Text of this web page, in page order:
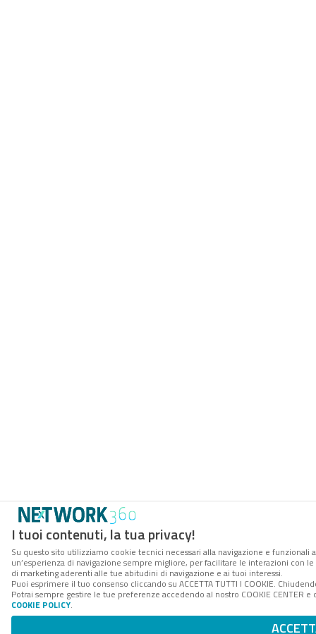
I tuoi contenuti, la tua privacy!
Su questo sito utilizziamo cookie tecnici necessari alla navigazione e
un’esperienza di navigazione sempre migliore, per facilitare le interazioni con
di marketing aderenti alle tue abitudini di navigazione e ai tuoi interessi.
Puoi esprimere il tuo consenso cliccando su ACCETTA TUTTI I COOKIE.
Potrai sempre gestire le tue preferenze accedendo al nostro COOKIE
COOKIE POLICY.